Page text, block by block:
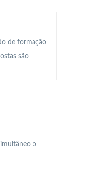
de formação
são
o